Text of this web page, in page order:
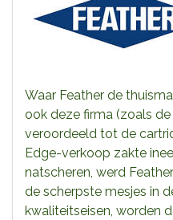
Waar Feather de
ook deze firma (zoals
veroordeeld tot de
Edge-verkoop zakte
natscheren, werd
de scherpste mesjes in
kwaliteitseisen, worden